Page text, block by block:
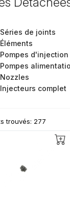
Séries de joints
Éléments
Pompes d'injection
Pompes
Nozzles
Injecteurs complet
trouvés: 277